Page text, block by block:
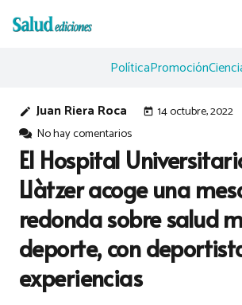
PolíticaPromoción
edit Juan Riera Roca today 14 octubre, 2022
No hay comentarios
El Hospital
Llàtzer acoge una
redonda sobre salud
deporte, con
experiencias